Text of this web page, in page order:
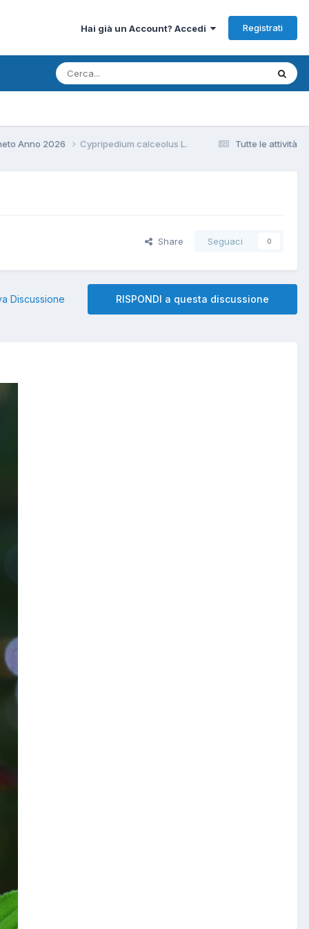
Hai già un Account? Accedi Registrati
Tutte le attività
Anno 2026 Cypripedium calceolus L.
Share Seguaci 0
RISPONDI a questa discussione
Discussione